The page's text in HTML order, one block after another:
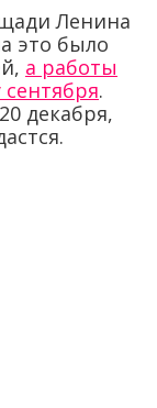
Ленина
это было
а работы
.
декабря,